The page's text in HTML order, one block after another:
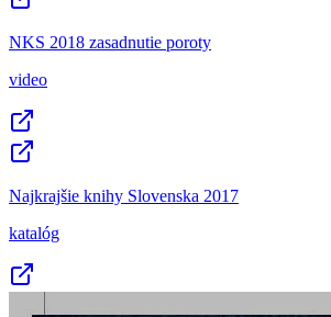
NKS 2018 zasadnutie poroty
video
Najkrajšie knihy Slovenska 2017
katalóg